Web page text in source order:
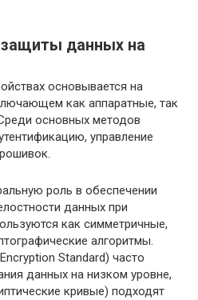
данных на
основывается на
как аппаратные, так
основных методов
управление
роль в обеспечении
данных при
как симметричные,
алгоритмы.
Standard) часто
данных на низком уровне,
кривые) подходят